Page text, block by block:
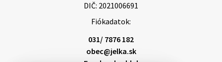
Helyi közlemények: 2026.08.03.
Gyászhirdetések: 2026.08.3. 1/ Tisztelt Lakosság!
Mély fájdalommal tudatjuk Önökkel, hogy 84 éves
korában távozott az élők sorából Letusek János. A
DIČ: 2021006691
Fiókadatok:
031/ 7876 182
obec@jelka.sk